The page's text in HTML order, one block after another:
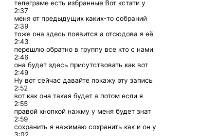
телеграме есть избранные Вот кстати у
2:37
меня от предыдущих каких-то собраний
2:39
тоже она здесь появится а отсюдова я её
2:43
перешлю обратно в группу все кто с нами
2:46
она будет здесь присутствовать как вот
2:49
Ну вот сейчас давайте покажу эту запись
2:52
вот как она такая будет а потом если я
2:55
правой кнопкой нажму у меня будет знат
2:59
сохранить я нажимаю сохранить как и он у